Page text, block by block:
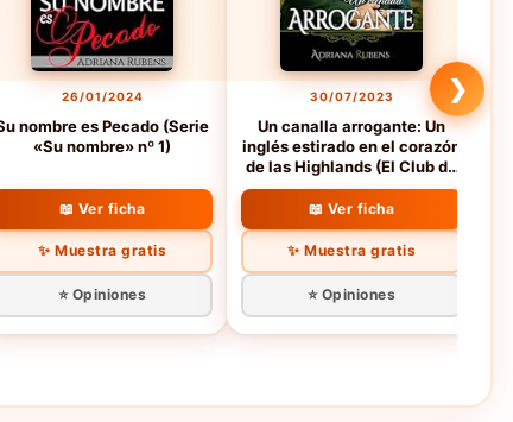
26/01/2024
nombre es Pecado (Serie
«Su nombre» nº 1)
📖 Ver ficha
✨ Muestra gratis
⭐ Opiniones
30/07/2023
Un canalla arrogante: Un
inglés estirado en el corazón
de las Highlands (El Club de
los Canallas nº 2)
📖 Ver ficha
✨ Muestra gratis
⭐ Opiniones
❯